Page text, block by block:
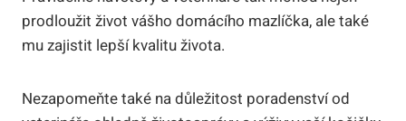
prodloužit život vášho domácího mazlíčka, ale také
mu zajistit lepší kvalitu života.
Nezapomeňte také na důležitost poradenství od